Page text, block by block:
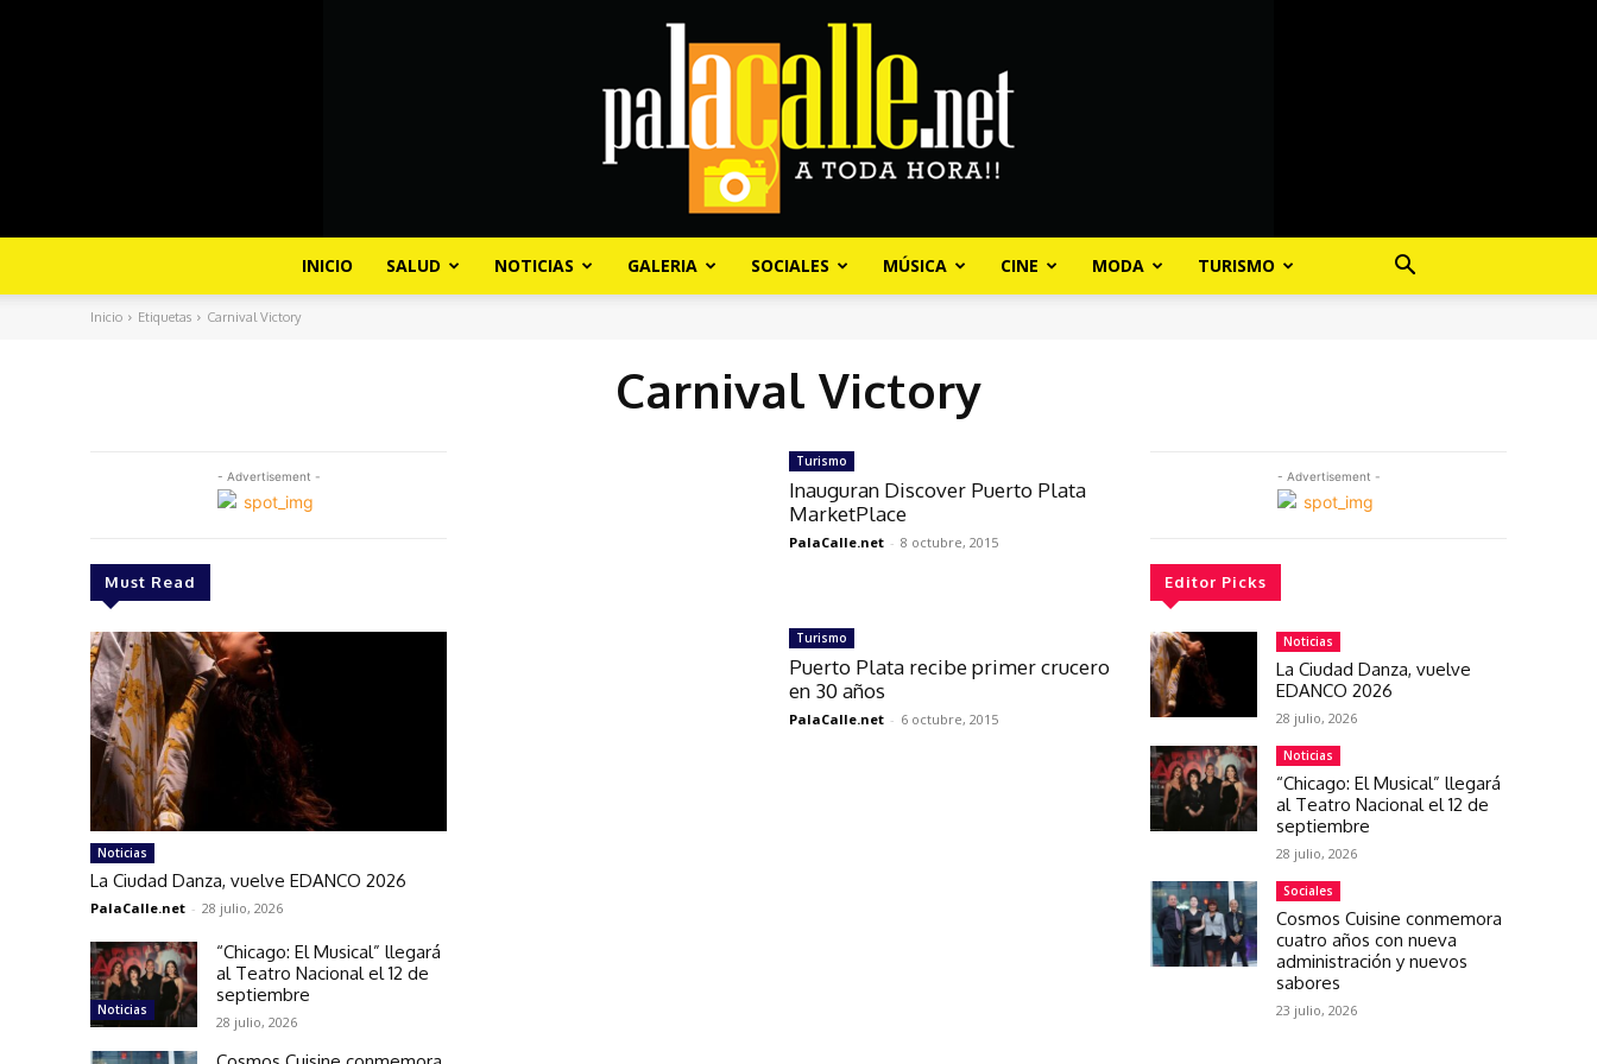
INICIO SALUD NOTICIAS GALERIA SOCIALES MÚSICA CINE MODA TURISMO
Inicio Etiquetas Carnival Victory
Carnival Victory
- Advertisement -
Must Read
Noticias
La Ciudad Danza, vuelve EDANCO 2026
PalaCalle.net - 28 julio, 2026
Noticias
“Chicago: El Musical” llegará
al Teatro Nacional el 12 de
septiembre
28 julio, 2026
Turismo
Inauguran Discover Puerto Plata
MarketPlace
PalaCalle.net - 8 octubre, 2015
Turismo
Puerto Plata recibe primer crucero
en 30 años
PalaCalle.net - 6 octubre, 2015
- Advertisement -
Editor Picks
Noticias
La Ciudad Danza, vuelve
EDANCO 2026
28 julio, 2026
Noticias
“Chicago: El Musical” llegará
al Teatro Nacional el 12 de
septiembre
28 julio, 2026
Sociales
Cosmos Cuisine conmemora
cuatro años con nueva
administración y nuevos
sabores
23 julio, 2026